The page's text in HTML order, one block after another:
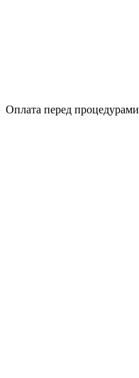
Оплата перед процедурами